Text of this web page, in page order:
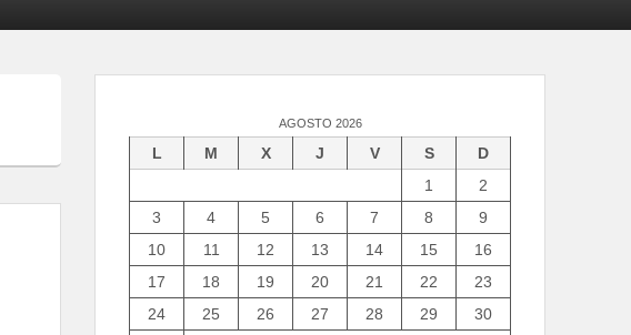
AGOSTO 2026
L M X J V S
D
1
2
3
4 5 6 7 8
9
10
11 12 13 14 15
16
17
18 19 20 21 22
23
24
25 26 27 28 29
30